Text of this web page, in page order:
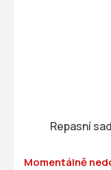
Repasní
Momentálně